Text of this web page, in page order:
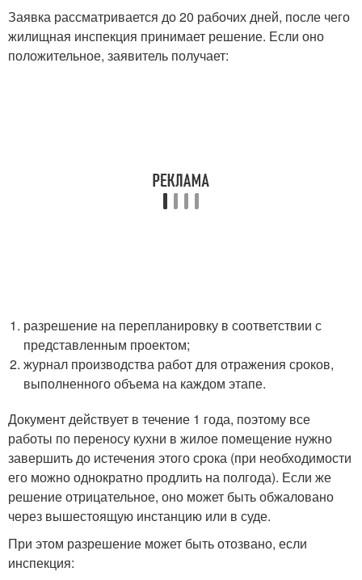
Заявка рассматривается до 20 рабочих дней, после чего
жилищная инспекция принимает решение. Если оно
положительное, заявитель получает:
разрешение на перепланировку в соответствии с
представленным проектом;
журнал производства работ для отражения сроков,
выполненного объема на каждом этапе.
Документ действует в течение 1 года, поэтому все
работы по переносу кухни в жилое помещение нужно
завершить до истечения этого срока (при необходимости
его можно однократно продлить на полгода). Если же
решение отрицательное, оно может быть обжаловано
через вышестоящую инстанцию или в суде.
При этом разрешение может быть отозвано, если
инспекция: